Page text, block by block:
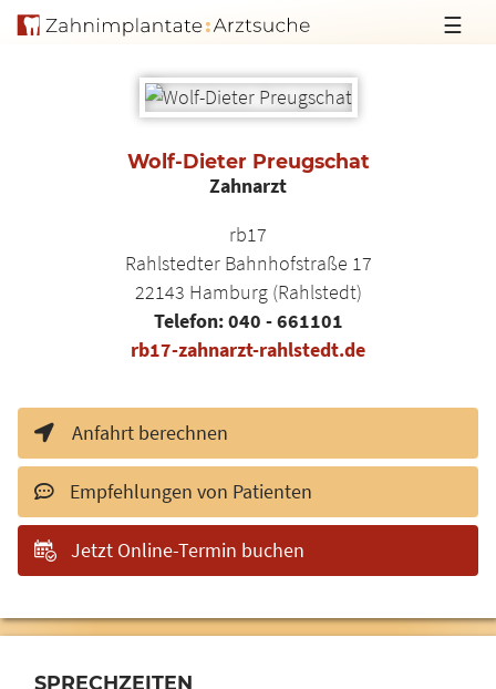
☰
Wolf-Dieter Preugschat
Zahnarzt
rb17
Rahlstedter Bahnhofstraße 17
22143 Hamburg (Rahlstedt)
Telefon:040 - 661101
rb17-zahnarzt-rahlstedt.de
Anfahrt berechnen
Empfehlungen von Patienten
Jetzt Online-Termin buchen
SPRECHZEITEN